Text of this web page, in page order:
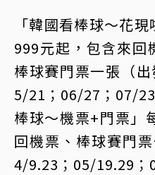
「韓國看棒球～花
999元起，包含來回
棒球賽門票一張（
5/21；06/27；07/
棒球～機票+門票」
回機票、棒球賽門
4/9.23；05/19.29；